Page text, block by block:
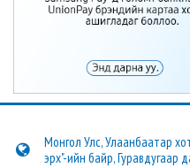
Монгол Улс, Улаанбаатар
эрх"-ийн байр, Гуравдугаар